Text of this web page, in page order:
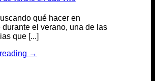
qué hacer en
durante el verano, una de las
que [...]
→